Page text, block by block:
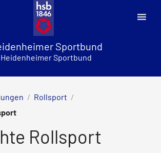
Sportbund
Heidenheimer Sportbund
/ Rollsport /
Rollsport